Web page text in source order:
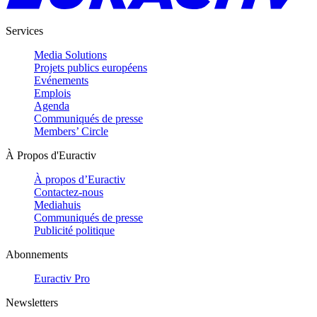
Services
Media Solutions
Projets publics européens
Evénements
Emplois
Agenda
Communiqués de presse
Members’ Circle
À Propos d'Euractiv
À propos d’Euractiv
Contactez-nous
Mediahuis
Communiqués de presse
Publicité politique
Abonnements
Euractiv Pro
Newsletters